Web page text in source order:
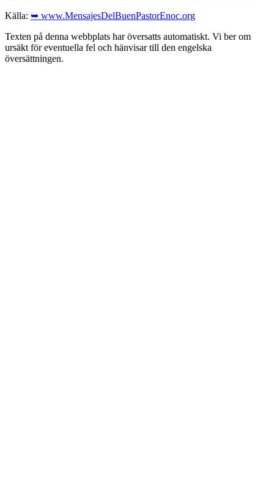
Källa: ➥ www.MensajesDelBuenPastorEnoc.org
Texten på denna webbplats har översatts automatiskt. Vi ber om
ursäkt för eventuella fel och hänvisar till den engelska
översättningen.